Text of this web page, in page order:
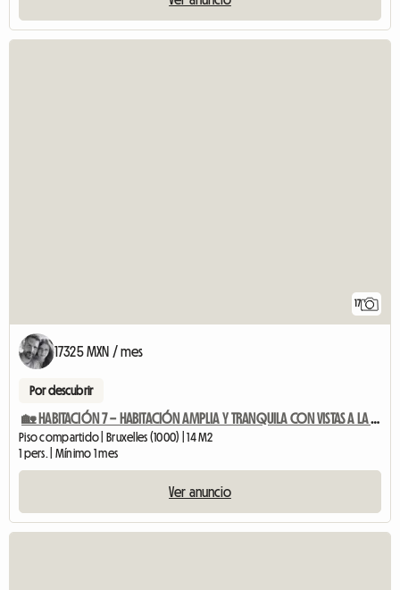
17
17325 MXN / mes
Por descubrir
🏡 HABITACIÓN 7 – HABITACIÓN AMPLIA Y TRANQUILA CON VISTAS A LA PARTE TRASERA
Piso compartido | Bruxelles (1000) | 14 M2
1 pers. | Mínimo 1 mes
Ver anuncio